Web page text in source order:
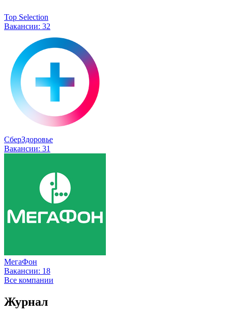
Top Selection
Вакансии: 32
СберЗдоровье
Вакансии: 31
МегаФон
Вакансии: 18
Все компании
Журнал